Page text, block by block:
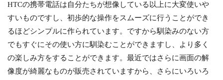
HTCの携帯電話は自分たちが想像している以上に大変使いや
すいものですし、初歩的な操作をスムーズに行うことができ
るほどシンプルに作られています。ですから馴染みのない方
でもすぐにその使い方に馴染むことができますし、より多く
の楽しみ方をすることができます。最近ではさらに画面の解
像度が綺麗なものが販売されていますから、さらにいろいろ